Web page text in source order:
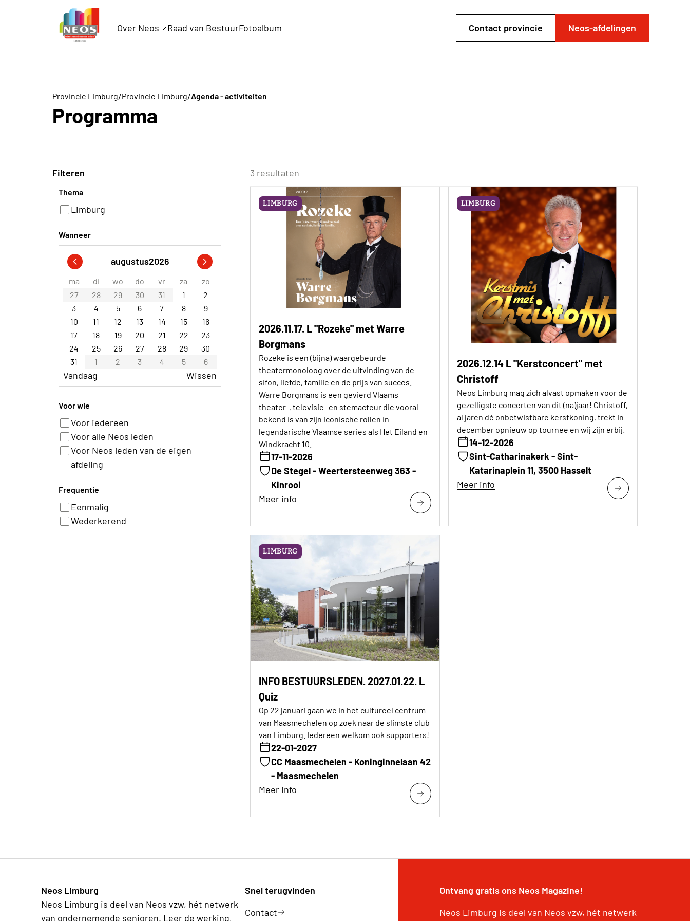
Over Neos Raad van BestuurFotoalbum Contact provincie Neos-afdelingen
Provincie Limburg/Provincie Limburg/Agenda - activiteiten
Programma
Filteren
Thema
Limburg
Wanneer
augustus2026
ma di wo do vr za
zo
27
28 29 30 31 1
2
3
4 5 6 7 8
9
10
11 12 13 14 15
16
17
18 19 20 21 22
23
24
25 26 27 28 29
30
31
1 2 3 4 5 6
Vandaag Wissen
Voor wie
Voor iedereen
Voor alle Neos leden
Voor Neos leden van de eigen
afdeling
Frequentie
Eenmalig
Wederkerend
3 resultaten
LIMBURG
2026.11.17. L "Rozeke" met Warre
Borgmans
Rozeke is een (bijna) waargebeurde
theatermonoloog over de uitvinding van de
sifon, liefde, familie en de prijs van succes.
Warre Borgmans is een gevierd Vlaams
theater-, televisie- en stemacteur die vooral
bekend is van zijn iconische rollen in
legendarische Vlaamse series als Het Eiland en
Windkracht 10.
17-11-2026
De Stegel - Weertersteenweg 363 -
Kinrooi
Meer info
LIMBURG
2026.12.14 L "Kerstconcert" met
Christoff
Neos Limburg mag zich alvast opmaken voor de
gezelligste concerten van dit (na)jaar! Christoff,
al jaren dé onbetwistbare kerstkoning, trekt in
december opnieuw op tournee en wij zijn erbij.
14-12-2026
Sint-Catharinakerk - Sint-
Katarinaplein 11, 3500 Hasselt
Meer info
LIMBURG
INFO BESTUURSLEDEN. 2027.01.22. L
Quiz
Op 22 januari gaan we in het cultureel centrum
van Maasmechelen op zoek naar de slimste club
van Limburg. Iedereen welkom ook supporters!
22-01-2027
CC Maasmechelen - Koninginnelaan 42
- Maasmechelen
Meer info
Neos Limburg
Neos Limburg is deel van Neos vzw, hét netwerk
van ondernemende senioren. Leer de werking,
Snel terugvinden
Contact
Ontvang gratis ons Neos Magazine!
Neos Limburg is deel van Neos vzw, hét netwerk